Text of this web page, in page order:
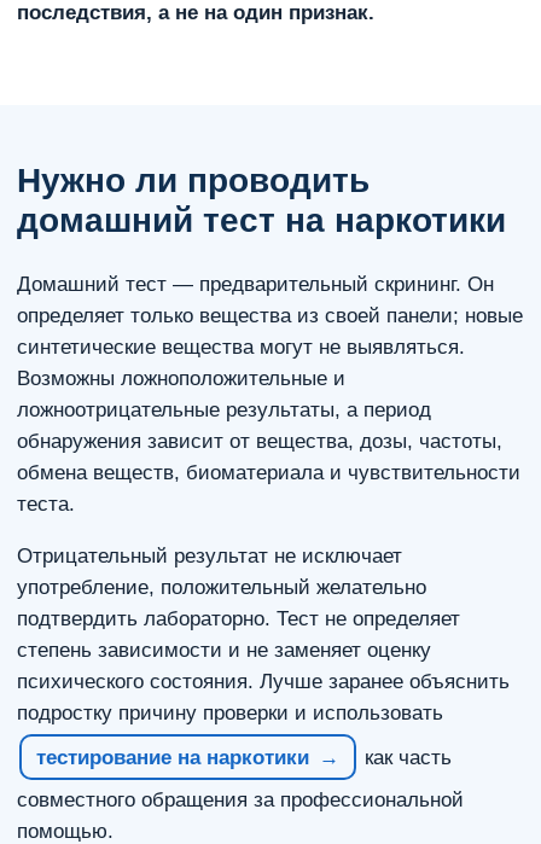
последствия, а не на один признак.
Нужно ли проводить
домашний тест на наркотики
Домашний тест — предварительный скрининг. Он
определяет только вещества из своей панели; новые
синтетические вещества могут не выявляться.
Возможны ложноположительные и
ложноотрицательные результаты, а период
обнаружения зависит от вещества, дозы, частоты,
обмена веществ, биоматериала и чувствительности
теста.
Отрицательный результат не исключает
употребление, положительный желательно
подтвердить лабораторно. Тест не определяет
степень зависимости и не заменяет оценку
психического состояния. Лучше заранее объяснить
подростку причину проверки и использовать
тестирование на наркотики
как часть
совместного обращения за профессиональной
помощью.